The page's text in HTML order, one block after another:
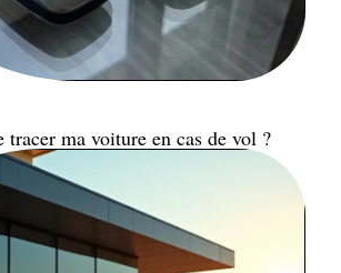
tracer ma voiture en cas de vol ?